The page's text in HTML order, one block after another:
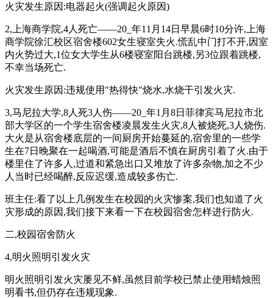
火灾发生原因:电器起火(强调起火原因)
2,上海商学院,4人死亡——20_年11月14日早晨6时10分许,上海
商学院徐汇校区宿舍楼602女生寝室失火.慌乱中门打不开,因室
内火势过大,1位女大学生从6楼寝室阳台跳楼,另3位跟着跳楼,
不幸当场死亡.
火灾发生原因:违规使用"热得快"烧水,水烧干引发火灾.
3,马尼拉大学,8人死3人伤——20_年1月8日菲律宾马尼拉市北
部大学区的一个学生宿舍楼凌晨发生火灾,8人被烧死,3人烧伤.
大火是从宿舍楼底层的一间厨房开始蔓延的,宿舍里的一些学
生在7日晚聚在一起喝酒,可能是酒后不慎在厨房引着了火.由于
楼里住了许多人,过道和紧急出口又堆放了许多杂物,加之不少
人当时已经喝醉,反应迟缓,造成较多伤亡.
班主任:看了以上几例发生在校园的火灾惨案,我们也知道了火
灾形成的原因,我们接下来看一下在校园宿舍怎样进行防火.
二,校园宿舍防火
4,明火照明引发火灾
明火照明引发火灾屡见不鲜,虽然目前学校已禁止使用蜡烛照
明看书,但仍存在违规现象.